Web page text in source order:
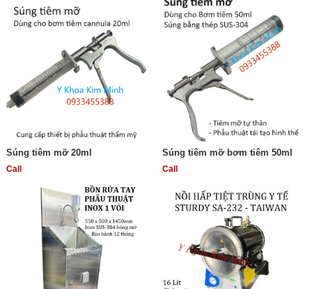
Súng tiêm mỡ 20ml
Call
Súng tiêm mỡ bơm tiêm 50ml
Call